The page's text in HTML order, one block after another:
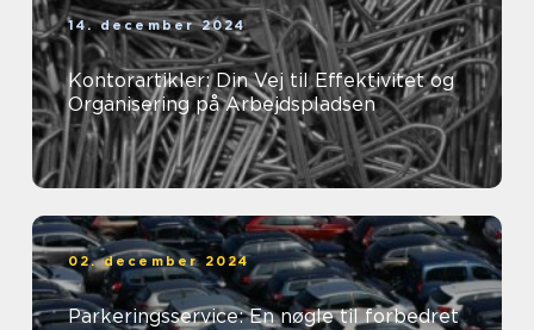
14. december 2024
Kontorartikler: Din Vej til Effektivitet og
Organisering på Arbejdspladsen
02. december 2024
Parkeringsservice: En nøgle til forbedret